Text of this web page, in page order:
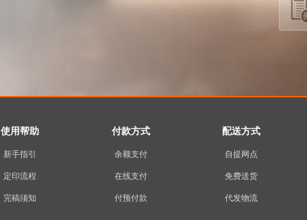
使用帮助
新手指引
定印流程
完稿须知
付款方式
余额支付
在线支付
付预付款
配送方式
自提网点
免费送货
代发物流